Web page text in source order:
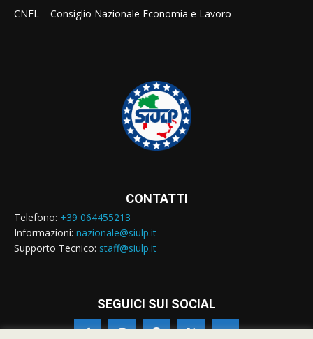
CNEL – Consiglio Nazionale Economia e Lavoro
CONTATTI
Telefono: +39 064455213
Informazioni: nazionale@siulp.it
Supporto Tecnico: staff@siulp.it
SEGUICI SUI SOCIAL